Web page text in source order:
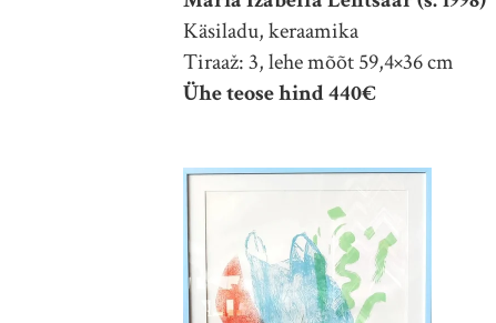
Käsiladu, keraamika
Tiraaž: 3, lehe mõõt 59,4×36 cm
Ühe teose hind 440€